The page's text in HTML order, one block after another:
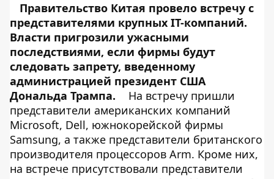
Правительство Китая провело встречу с
представителями крупных IT-компаний.
Власти пригрозили ужасными
последствиями, если фирмы будут
следовать запрету, введенному
администрацией президент США
Дональда Трампа.
На встречу пришли
представители американских компаний
Microsoft, Dell, южнокорейской фирмы
Samsung, а также представители британского
производителя процессоров Arm. Кроме них,
на встрече присутствовали представители